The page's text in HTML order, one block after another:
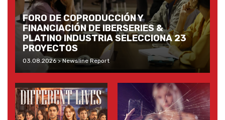
FORO DE COPRODUCCIÓN Y
FINANCIACIÓN DE IBERSERIES &
PLATINO INDUSTRIA SELECCIONA 23
PROYECTOS
03.08.2026 > Newsline Report